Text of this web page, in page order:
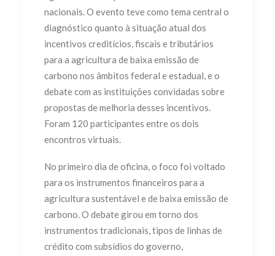
nacionais. O evento teve como tema central o
diagnóstico quanto à situação atual dos
incentivos creditícios, fiscais e tributários
para a agricultura de baixa emissão de
carbono nos âmbitos federal e estadual, e o
debate com as instituições convidadas sobre
propostas de melhoria desses incentivos.
Foram 120 participantes entre os dois
encontros virtuais.
No primeiro dia de oficina, o foco foi voltado
para os instrumentos financeiros para a
agricultura sustentável e de baixa emissão de
carbono. O debate girou em torno dos
instrumentos tradicionais, tipos de linhas de
crédito com subsídios do governo,